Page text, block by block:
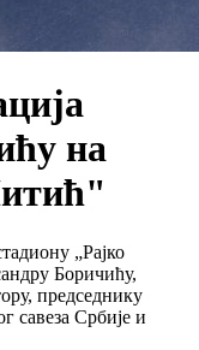
на
„Рајко
Боричићу,
председнику
савеза Србије и